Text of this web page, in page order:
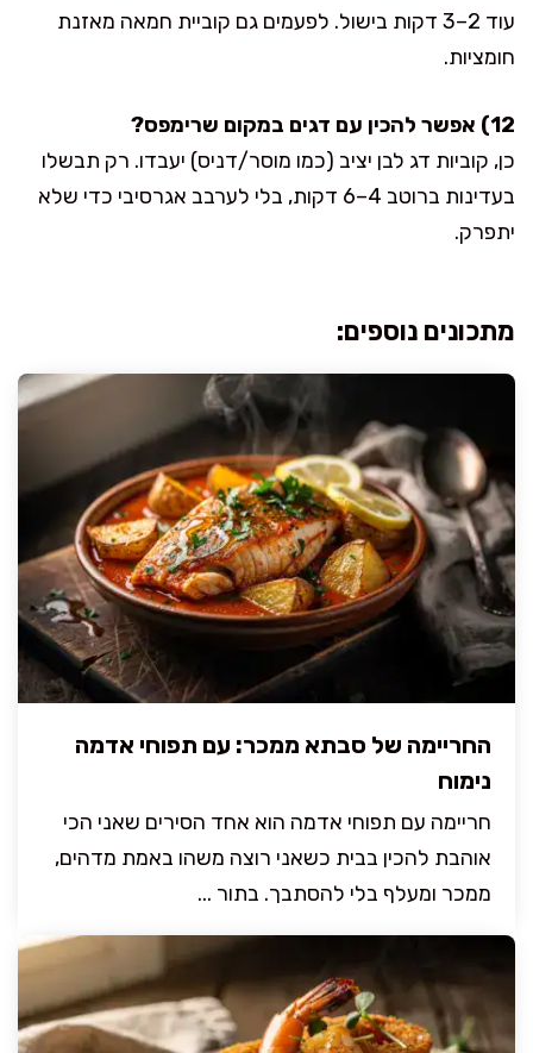
עוד 2–3 דקות בישול. לפעמים גם קוביית חמאה מאזנת
חומציות.
12) אפשר להכין עם דגים במקום שרימפס?
כן, קוביות דג לבן יציב (כמו מוסר/דניס) יעבדו. רק תבשלו
בעדינות ברוטב 4–6 דקות, בלי לערבב אגרסיבי כדי שלא
יתפרק.
מתכונים נוספים:
החריימה של סבתא ממכר: עם תפוחי אדמה
נימוח
חריימה עם תפוחי אדמה הוא אחד הסירים שאני הכי
אוהבת להכין בבית כשאני רוצה משהו באמת מדהים,
ממכר ומעלף בלי להסתבך. בתור ...